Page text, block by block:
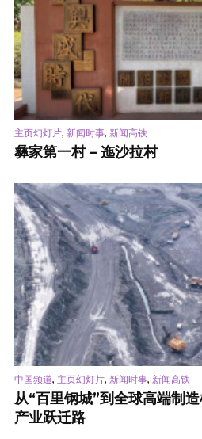
主页幻灯片, 新闻时事, 新闻高铁
彝家第一村 – 迤沙拉村
中国频道, 主页幻灯片, 新闻时事, 新闻高铁
从“百里钢城”到全球高端制
产业跃迁路